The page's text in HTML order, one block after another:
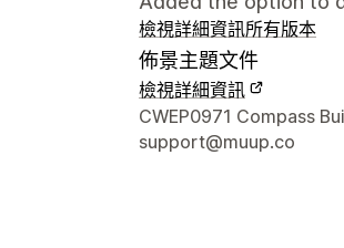
檢視詳細資訊所有版本
佈景主題文件
檢視詳細資訊
設計者聯絡詳細資訊
CWEP0971 Compass
support@muup.co